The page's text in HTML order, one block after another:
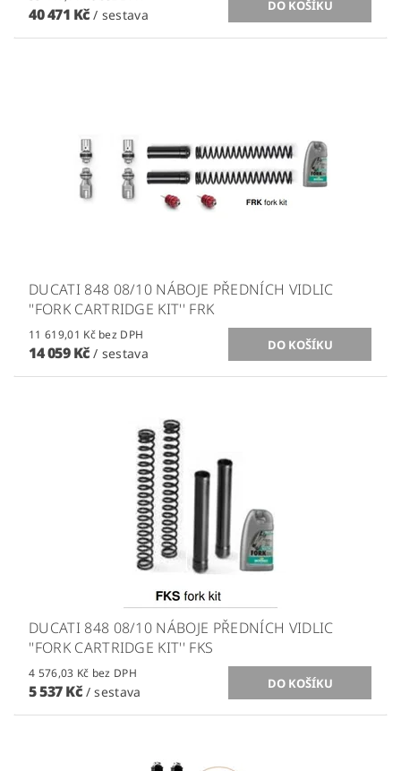
40 471 Kč/ sestava
DUCATI 848 08/10 NÁBOJE PŘEDNÍCH VIDLIC
''FORK CARTRIDGE KIT'' FRK
11 619,01 Kč bez DPH
14 059 Kč/ sestava
DUCATI 848 08/10 NÁBOJE PŘEDNÍCH VIDLIC
''FORK CARTRIDGE KIT'' FKS
4 576,03 Kč bez DPH
5 537 Kč / sestava